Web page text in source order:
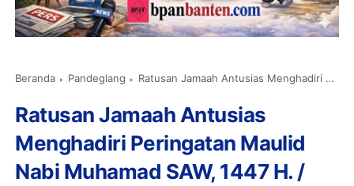
Beranda Pandeglang Ratusan Jamaah Antusias Menghadiri Peringatan Maulid Nabi Muhamad SAW, 1447 H. / 2025 M. Desa Wirasinga
Ratusan Jamaah Antusias
Menghadiri Peringatan Maulid
Nabi Muhamad SAW, 1447 H. /